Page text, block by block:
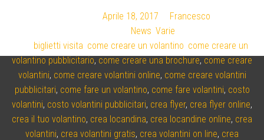
Aprile 18, 2017
Francesco
News Varie
biglietti visita come creare un volantino come creare un
volantino pubblicitario,come creare una brochure,come creare
volantini, come creare volantini online, come creare volantini
pubblicitari, come fare un volantino, come fare volantini, costo
volantini, costo volantini pubblicitari, crea flyer, crea flyer online,
crea il tuo volantino, crea locandina, crea locandine online, crea
volantini, crea volantini gratis, crea volantini on line, crea